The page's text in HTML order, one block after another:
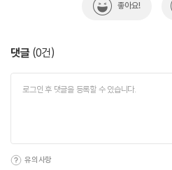
좋아요!
댓글 (0건)
유의사항